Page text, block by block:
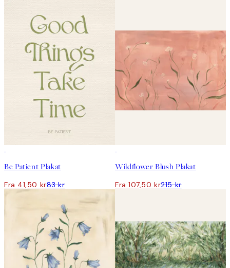
Be Patient Plakat
Fra 41,50 kr83 kr
Wildflower Blush Plakat
Fra 107,50 kr215 kr